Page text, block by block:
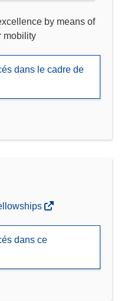
by means of
mobility
dans le cadre de
dans ce